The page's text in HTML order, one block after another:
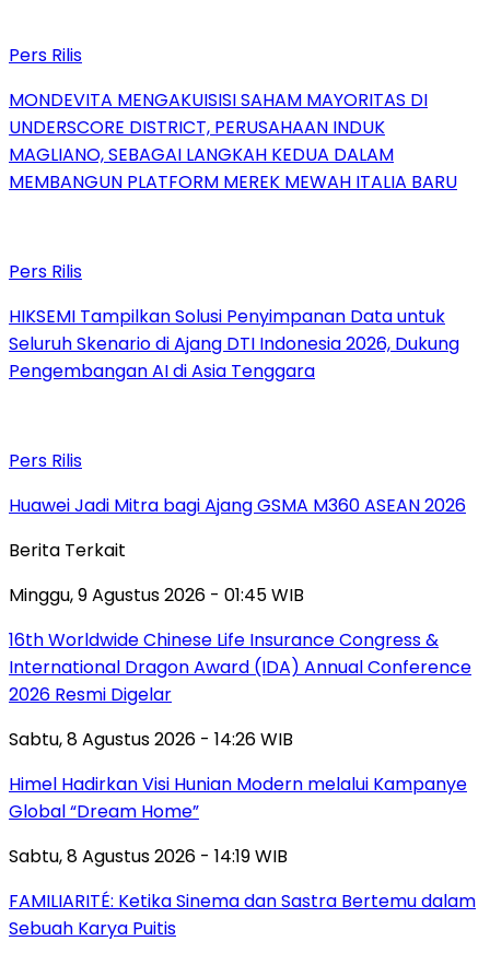
Pers Rilis
MONDEVITA MENGAKUISISI SAHAM MAYORITAS DI
UNDERSCORE DISTRICT, PERUSAHAAN INDUK
MAGLIANO, SEBAGAI LANGKAH KEDUA DALAM
MEMBANGUN PLATFORM MEREK MEWAH ITALIA BARU
Pers Rilis
HIKSEMI Tampilkan Solusi Penyimpanan Data untuk
Seluruh Skenario di Ajang DTI Indonesia 2026, Dukung
Pengembangan AI di Asia Tenggara
Pers Rilis
Huawei Jadi Mitra bagi Ajang GSMA M360 ASEAN 2026
Berita Terkait
Minggu, 9 Agustus 2026 - 01:45 WIB
16th Worldwide Chinese Life Insurance Congress &
International Dragon Award (IDA) Annual Conference
2026 Resmi Digelar
Sabtu, 8 Agustus 2026 - 14:26 WIB
Himel Hadirkan Visi Hunian Modern melalui Kampanye
Global “Dream Home”
Sabtu, 8 Agustus 2026 - 14:19 WIB
FAMILIARITÉ: Ketika Sinema dan Sastra Bertemu dalam
Sebuah Karya Puitis